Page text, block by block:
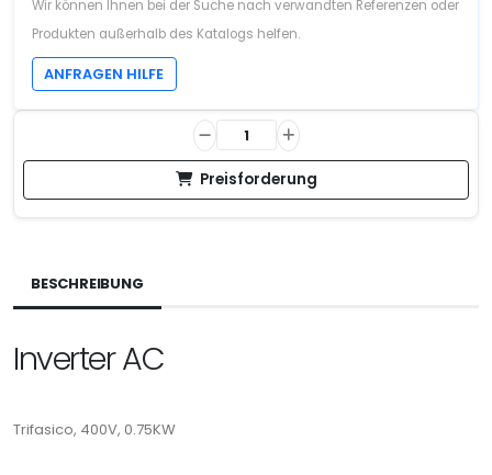
Wir können Ihnen bei der Suche nach verwandten Referenzen oder
Produkten außerhalb des Katalogs helfen.
ANFRAGEN HILFE
Preisforderung
BESCHREIBUNG
Inverter AC
Trifasico, 400V, 0.75KW